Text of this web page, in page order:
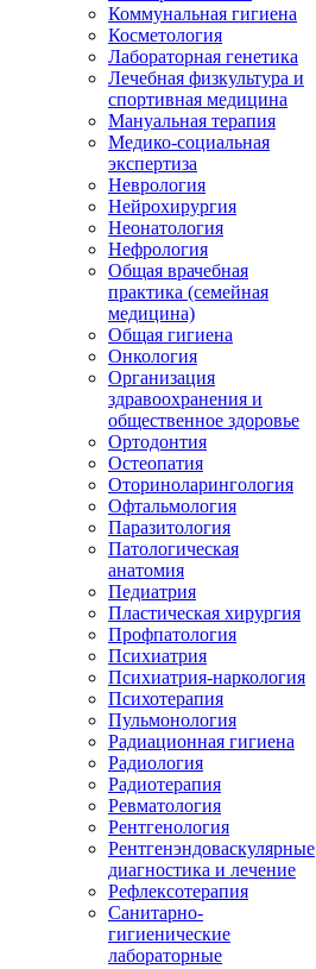
Коммунальная гигиена
Косметология
Лабораторная генетика
Лечебная физкультура и
спортивная медицина
Мануальная терапия
Медико-социальная
экспертиза
Неврология
Нейрохирургия
Неонатология
Нефрология
Общая врачебная
практика (семейная
медицина)
Общая гигиена
Онкология
Организация
здравоохранения и
общественное здоровье
Ортодонтия
Остеопатия
Оториноларингология
Офтальмология
Паразитология
Патологическая
анатомия
Педиатрия
Пластическая хирургия
Профпатология
Психиатрия
Психиатрия-наркология
Психотерапия
Пульмонология
Радиационная гигиена
Радиология
Радиотерапия
Ревматология
Рентгенология
Рентгенэндоваскулярные
диагностика и лечение
Рефлексотерапия
Санитарно-
гигиенические
лабораторные